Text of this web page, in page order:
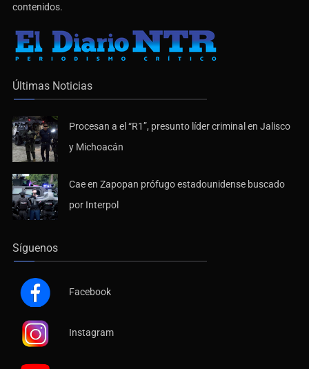
contenidos.
Últimas Noticias
Procesan a el “R1”, presunto líder criminal en Jalisco
y Michoacán
Cae en Zapopan prófugo estadounidense buscado
por Interpol
Síguenos
Facebook
Instagram